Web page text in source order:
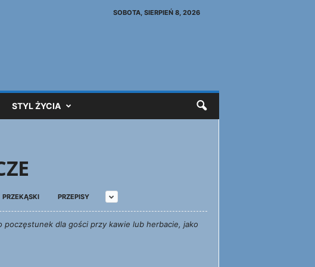
SOBOTA, SIERPIEŃ 8, 2026
STYL ŻYCIA
PRZEKĄSKI PRZEPISY
poczęstunek dla gości przy kawie lub herbacie, jako